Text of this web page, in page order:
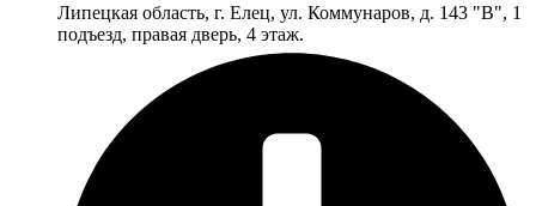
Липецкая область, г. Елец, ул. Коммунаров, д. 143 "В", 1
подъезд, правая дверь, 4 этаж.